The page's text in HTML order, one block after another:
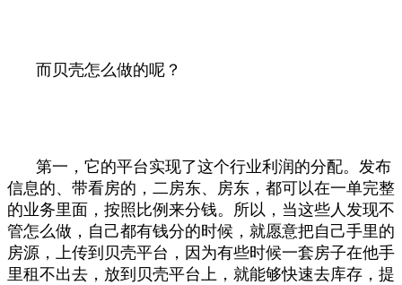
而贝壳怎么做的呢？
第一，它的平台实现了这个行业利润的分配。发布
信息的、带看房的，二房东、房东，都可以在一单完整
的业务里面，按照比例来分钱。所以，当这些人发现不
管怎么做，自己都有钱分的时候，就愿意把自己手里的
房源，上传到贝壳平台，因为有些时候一套房子在他手
里租不出去，放到贝壳平台上，就能够快速去库存，提